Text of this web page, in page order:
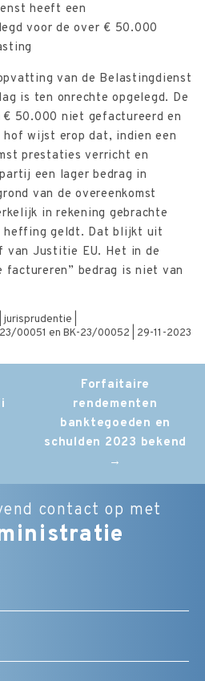
heeft een
voor de over € 50.000
van de Belastingdienst
is ten onrechte opgelegd. De
50.000 niet gefactureerd en
wijst erop dat, indien een
prestaties verricht en
een lager bedrag in
van de overeenkomst
in rekening gebrachte
heffing geldt. Dat blijkt uit
van Justitie EU. Het in de
factureren” bedrag is niet van
|
00051 en BK-23/00052 | 29-11-2023
Forfaitaire
rendementen
banktegoeden en
schulden 2023 bekend
→
contact op met